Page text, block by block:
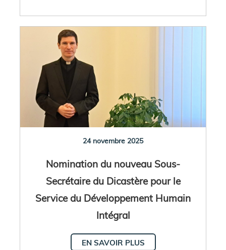
24 novembre 2025
Nomination du nouveau Sous-
Secrétaire du Dicastère pour le
Service du Développement Humain
Intégral
EN SAVOIR PLUS